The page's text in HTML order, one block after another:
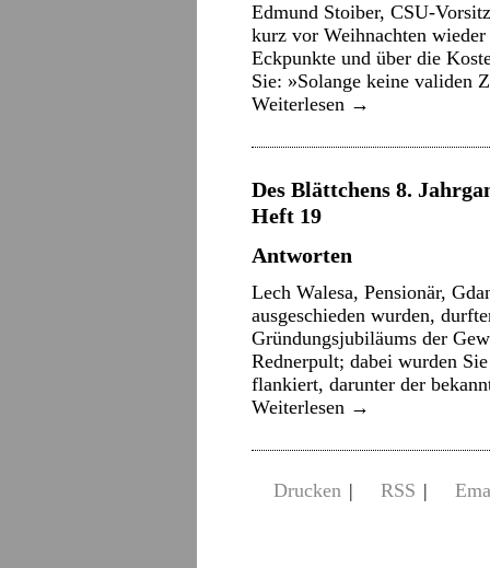
Edmund Stoiber, CSU-
kurz vor Weihnachten
Eckpunkte und über die
Sie: »Solange keine
Weiterlesen →
Des Blättchens 8.
Heft 19
Antworten
Lech Walesa, Pensionär,
ausgeschieden wurden,
Gründungsjubiläums der
Rednerpult; dabei wurden
flankiert, darunter der
Weiterlesen →
Drucken | RSS |